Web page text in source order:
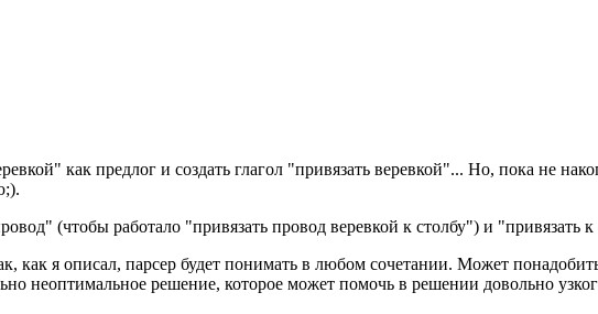
как предлог и создать глагол "привязать веревкой"... Но, пока не
(чтобы работало "привязать провод веревкой к столбу") и "привязать
как я описал, парсер будет понимать в любом сочетании. Может
неоптимальное решение, которое может помочь в решении довольно